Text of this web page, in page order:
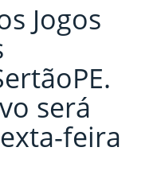
Jogos
será
feira